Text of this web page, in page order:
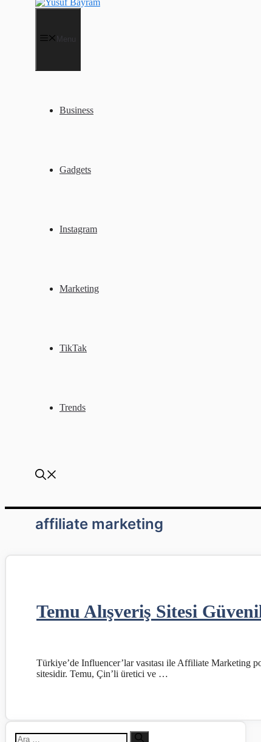
Menu
Business
Gadgets
Instagram
Marketing
TikTak
Trends
affiliate marketing
Temu Alışveriş Sitesi
Türkiye’de Influencer’lar vasıtası ile Affiliate Marketing
sitesidir. Temu, Çin’li üretici ve …
için